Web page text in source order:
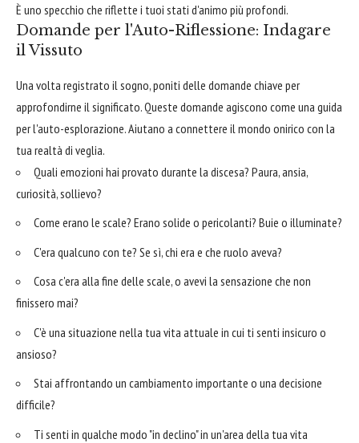
È uno specchio che riflette i tuoi stati d'animo più profondi.
Domande per l'Auto-Riflessione: Indagare
il Vissuto
Una volta registrato il sogno, poniti delle domande chiave per
approfondirne il significato. Queste domande agiscono come una guida
per l'auto-esplorazione. Aiutano a connettere il mondo onirico con la
tua realtà di veglia.
Quali emozioni hai provato durante la discesa? Paura, ansia,
curiosità, sollievo?
Come erano le scale? Erano solide o pericolanti? Buie o illuminate?
C'era qualcuno con te? Se sì, chi era e che ruolo aveva?
Cosa c'era alla fine delle scale, o avevi la sensazione che non
finissero mai?
C'è una situazione nella tua vita attuale in cui ti senti insicuro o
ansioso?
Stai affrontando un cambiamento importante o una decisione
difficile?
Ti senti in qualche modo "in declino" in un'area della tua vita